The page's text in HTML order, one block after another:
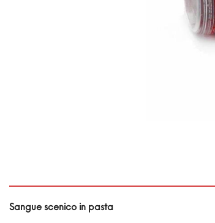
Sangue scenico in pasta